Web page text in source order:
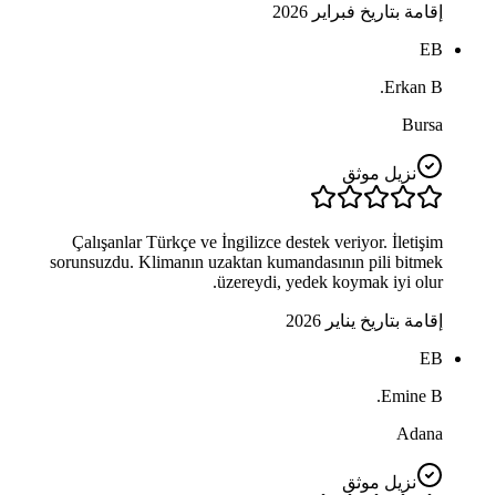
إقامة بتاريخ فبراير 2026
EB
Erkan B.
Bursa
نزيل موثق
Çalışanlar Türkçe ve İngilizce destek veriyor. İletişim
sorunsuzdu. Klimanın uzaktan kumandasının pili bitmek
üzereydi, yedek koymak iyi olur.
إقامة بتاريخ يناير 2026
EB
Emine B.
Adana
نزيل موثق